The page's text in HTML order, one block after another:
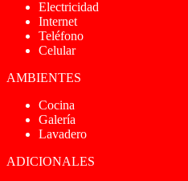
Electricidad
Internet
Teléfono
Celular
AMBIENTES
Cocina
Galería
Lavadero
ADICIONALES